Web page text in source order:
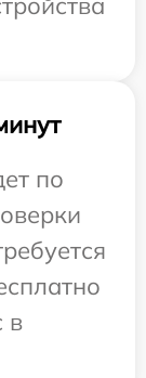
по
в